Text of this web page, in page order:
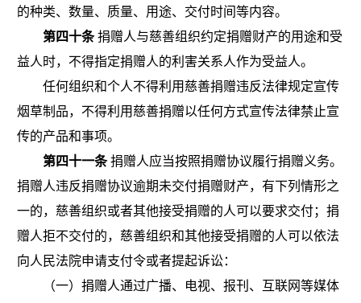
的种类、数量、质量、用途、交付时间等内容。
第四十条捐赠人与慈善组织约定捐赠财产的用途和受
益人时，不得指定捐赠人的利害关系人作为受益人。
任何组织和个人不得利用慈善捐赠违反法律规定宣传
烟草制 品，不得利用慈善捐赠以任何方式宣传法律禁止宣
传的产品和事项。
第四十一条捐赠人应当按照捐赠协议履行捐赠义务。
捐赠人违反捐赠协议逾期未交付捐赠财产，有下列情形之
一的，慈善组织或者其他接受捐赠的人可以要求交付；捐
赠人拒不交付的，慈善组织和其他接受捐赠的人可以依法
向人民法院申请支付令或者提起诉讼：
（一）捐赠人通过广播、电视、报刊、互联网等媒体